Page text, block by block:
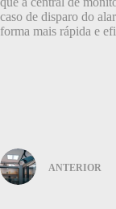
caso de disparo do
forma mais rápida e
ANTERIOR